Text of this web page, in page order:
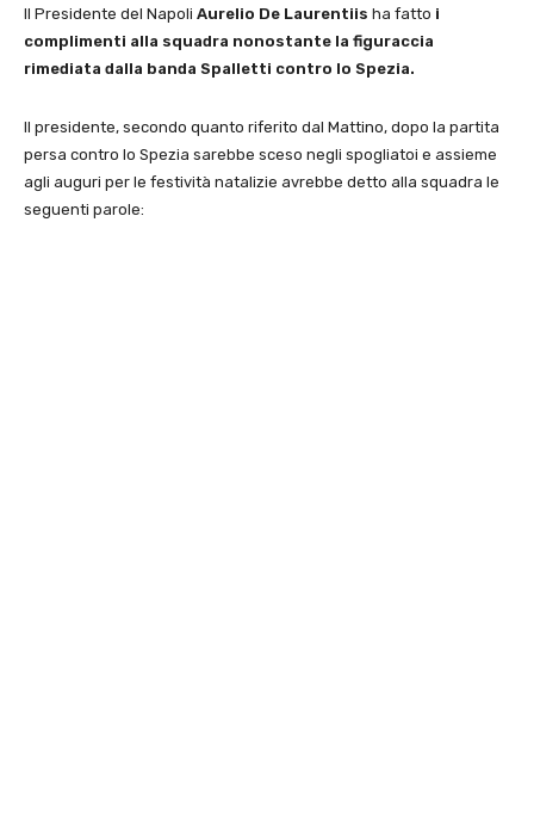
Il Presidente del Napoli Aurelio De Laurentiis ha fatto i
complimenti alla squadra nonostante la figuraccia
rimediata dalla banda Spalletti contro lo Spezia.
Il presidente, secondo quanto riferito dal Mattino, dopo la partita
persa contro lo Spezia sarebbe sceso negli spogliatoi e assieme
agli auguri per le festività natalizie avrebbe detto alla squadra le
seguenti parole: